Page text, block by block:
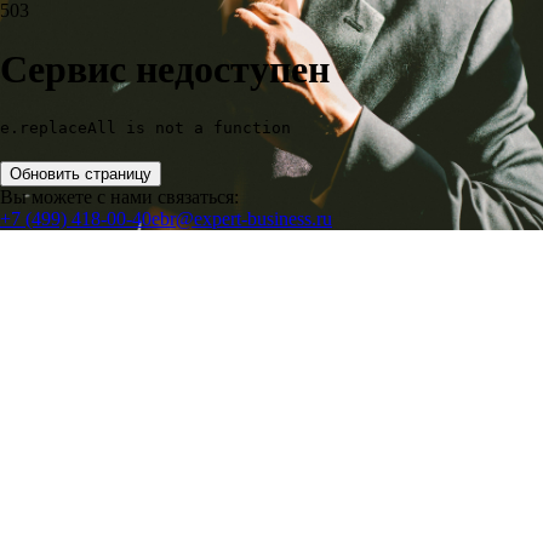
503
Сервис недоступен
e.replaceAll is not a function
Обновить страницу
Вы можете с нами связаться:
+7 (499) 418-00-40ebr@expert-business.ru